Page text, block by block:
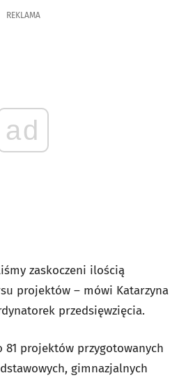
REKLAMA
ad
zaskoczeni ilością
projektów – mówi Katarzyna
przedsięwzięcia.
81 projektów przygotowanych
gimnazjalnych